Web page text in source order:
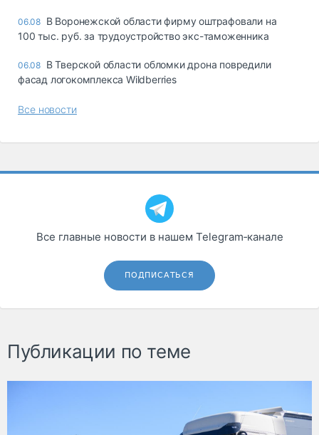
06.08 В Воронежской области фирму оштрафовали на
100 тыс. руб. за трудоустройство экс-таможенника
06.08 В Тверской области обломки дрона повредили
фасад логокомплекса Wildberries
Все новости
Все главные новости в нашем Telegram‑канале
ПОДПИСАТЬСЯ
Публикации по теме